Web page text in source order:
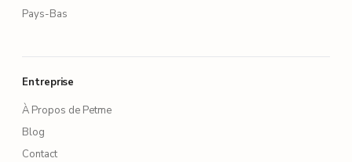
Pays-Bas
Entreprise
À Propos de Petme
Blog
Contact